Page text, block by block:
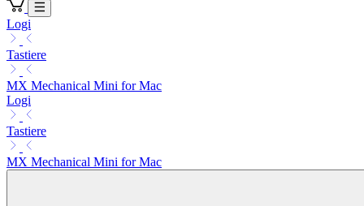
Logi
Tastiere
MX Mechanical Mini for Mac
Logi
Tastiere
MX Mechanical Mini for Mac